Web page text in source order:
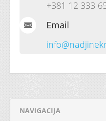
+381 12 333
Email
NAVIGACIJA